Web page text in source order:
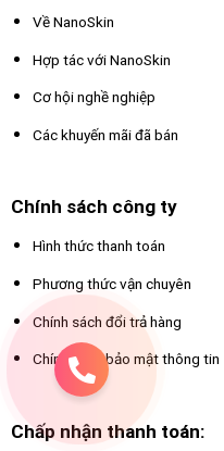
Về NanoSkin
Hợp tác với NanoSkin
Cơ hội nghề nghiệp
Các khuyến mãi đã bán
Chính sách công ty
Hình thức thanh toán
Phương thức vận chuyên
Chính sách đổi trả hàng
Chính sách bảo mật thông tin
Chấp nhận thanh toán: